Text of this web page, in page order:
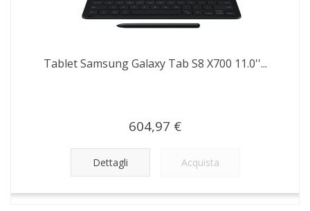
Tablet Samsung Galaxy Tab S8 X700 11.0''...
604,97 €
Dettagli Acquista